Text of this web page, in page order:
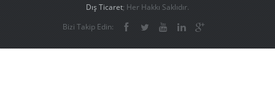
Dış Ticaret; Her Hakkı Saklıdır.
Bizi Takip Edin: